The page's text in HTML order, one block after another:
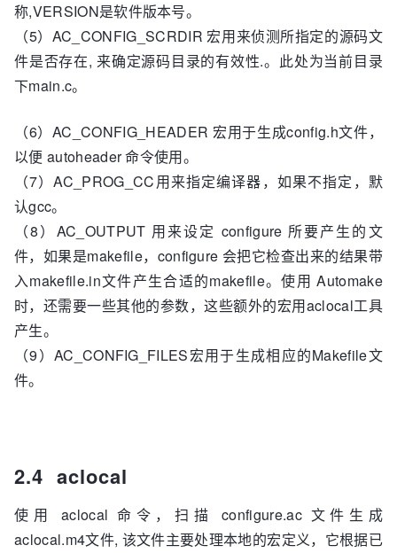
称,VERSION是软件版本号。
（5）AC_CONFIG_SCRDIR 宏用来侦测所指定的源码文
件是否存在, 来确定源码目录的有效性.。此处为当前目录
下main.c。
（6）AC_CONFIG_HEADER 宏用于生成config.h文件，
以便 autoheader 命令使用。
（7）AC_PROG_CC用来指定编译器，如果不指定，默
认gcc。
（8）AC_OUTPUT 用来设定 configure 所要产生的文
件，如果是makefile，configure 会把它检查出来的结果带
入makefile.in文件产生合适的makefile。使用 Automake
时，还需要一些其他的参数，这些额外的宏用aclocal工具
产生。
（9）AC_CONFIG_FILES宏用于生成相应的Makefile文
件。
2.4 aclocal
使用 aclocal 命令，扫描 configure.ac 文件生成
aclocal.m4文件, 该文件主要处理本地的宏定义，它根据已